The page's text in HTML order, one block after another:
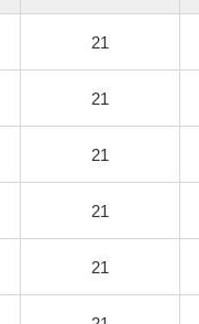
21
21
21
21
21